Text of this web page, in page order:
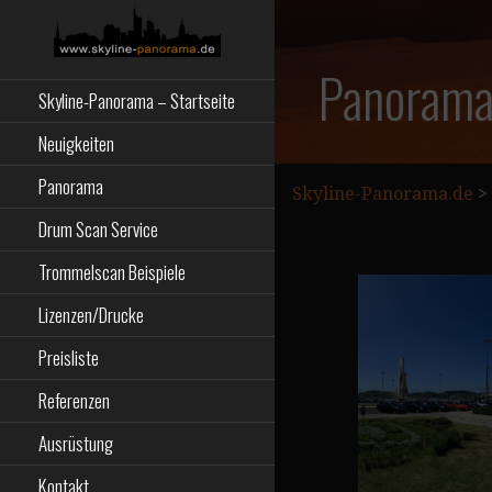
SKYLINE-
PANORAMA.DE
Skyline-Panorama – Startseite
Neuigkeiten
Panorama
Drum Scan Service
Trommelscan Beispiele
Lizenzen/Drucke
Preisliste
Referenzen
Ausrüstung
Kontakt
Skyline-Panorama.de >